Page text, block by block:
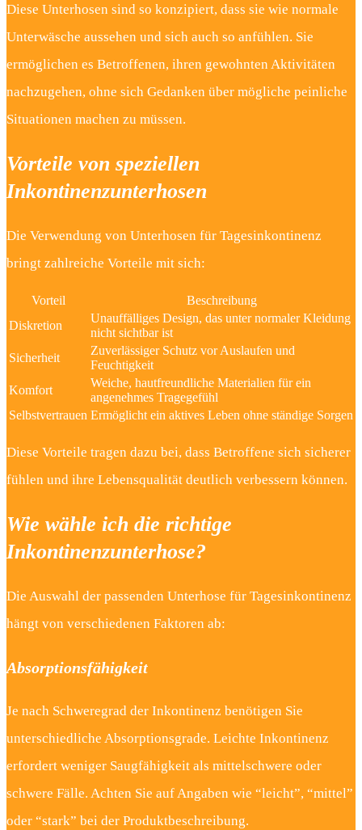
Diese Unterhosen sind so konzipiert, dass sie wie normale
Unterwäsche aussehen und sich auch so anfühlen. Sie
ermöglichen es Betroffenen, ihren gewohnten Aktivitäten
nachzugehen, ohne sich Gedanken über mögliche peinliche
Situationen machen zu müssen.
Vorteile von speziellen
Inkontinenzunterhosen
Die Verwendung von Unterhosen für Tagesinkontinenz
bringt zahlreiche Vorteile mit sich:
Vorteil
Beschreibung
Diskretion
Unauffälliges Design, das unter normaler Kleidung
nicht sichtbar ist
Sicherheit
Zuverlässiger Schutz vor Auslaufen und
Feuchtigkeit
Komfort
Weiche, hautfreundliche Materialien für ein
angenehmes Tragegefühl
Selbstvertrauen Ermöglicht ein aktives Leben ohne ständige Sorgen
Diese Vorteile tragen dazu bei, dass Betroffene sich sicherer
fühlen und ihre Lebensqualität deutlich verbessern können.
Wie wähle ich die richtige
Inkontinenzunterhose?
Die Auswahl der passenden Unterhose für Tagesinkontinenz
hängt von verschiedenen Faktoren ab:
Absorptionsfähigkeit
Je nach Schweregrad der Inkontinenz benötigen Sie
unterschiedliche Absorptionsgrade. Leichte Inkontinenz
erfordert weniger Saugfähigkeit als mittelschwere oder
schwere Fälle. Achten Sie auf Angaben wie “leicht”, “mittel”
oder “stark” bei der Produktbeschreibung.